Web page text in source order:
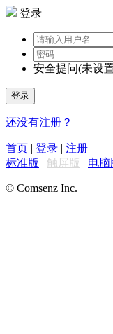
登录
安全提问(未设
登录
还没有注册？
首页 | 登录 | 注册
标准版 | 触屏版 | 电脑
© Comsenz Inc.